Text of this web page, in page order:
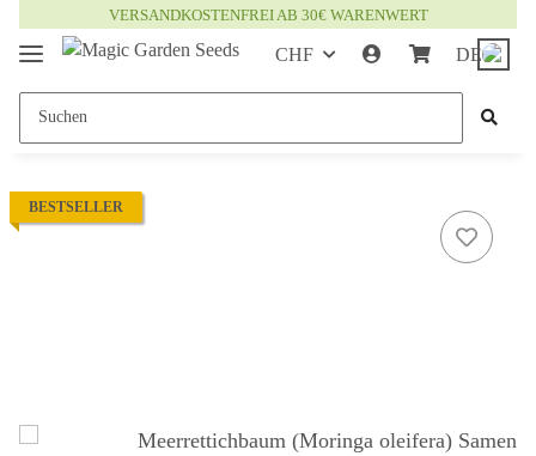
VERSANDKOSTENFREI AB 30€ WARENWERT
CHF DE
BESTSELLER